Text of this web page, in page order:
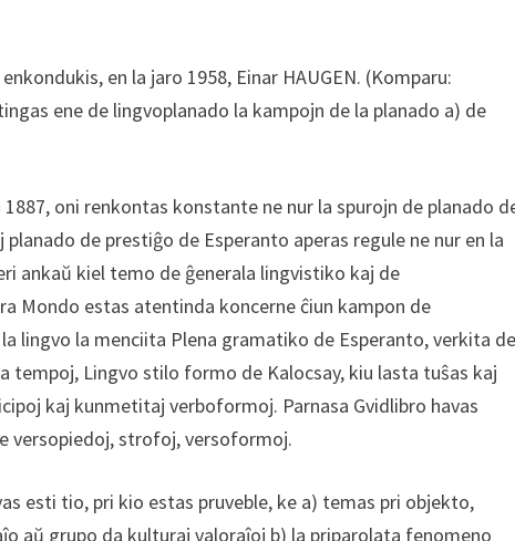
en la jaro 1958, Einar HAUGEN. (Komparu:
ene de lingvoplanado la kampojn de la planado a) de
oni renkontas konstante ne nur la spurojn de planado
de prestiĝo de Esperanto aperas regule ne nur en la
ankaŭ kiel temo de ĝenerala lingvistiko kaj de
Mondo estas atentinda koncerne ĉiun kampon de
lingvo la menciita Plena gramatiko de Esperanto, verkita
tempoj, Lingvo stilo formo de Kalocsay, kiu lasta tuŝas kaj
kaj kunmetitaj verboformoj. Parnasa Gvidlibro havas
versopiedoj, strofoj, versoformoj.
esti tio, pri kio estas pruveble, ke a) temas pri objekto,
aŭ grupo da kulturaj valoraĵoj b) la priparolata fenomeno